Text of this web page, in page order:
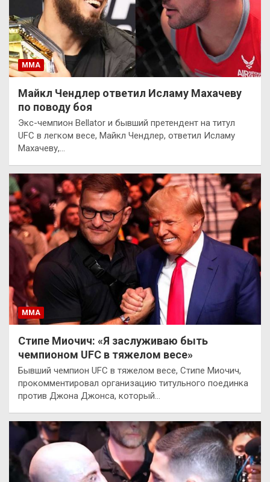
ММА
Майкл Чендлер ответил Исламу Махачеву
по поводу боя
Экс-чемпион Bellator и бывший претендент на титул
UFC в легком весе, Майкл Чендлер, ответил Исламу
Махачеву,…
ММА
Стипе Миочич: «Я заслуживаю быть
чемпионом UFC в тяжелом весе»
Бывший чемпион UFC в тяжелом весе, Стипе Миочич,
прокомментировал организацию титульного поединка
против Джона Джонса, который…